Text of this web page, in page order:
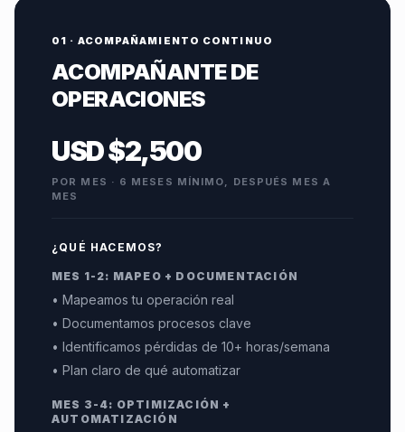
01 · ACOMPAÑAMIENTO CONTINUO
ACOMPAÑANTE DE
OPERACIONES
USD $2,500
POR MES · 6 MESES MÍNIMO, DESPUÉS MES A
MES
¿QUÉ HACEMOS?
MES 1-2: MAPEO + DOCUMENTACIÓN
• Mapeamos tu operación real
• Documentamos procesos clave
• Identificamos pérdidas de 10+ horas/semana
• Plan claro de qué automatizar
MES 3-4: OPTIMIZACIÓN +
AUTOMATIZACIÓN